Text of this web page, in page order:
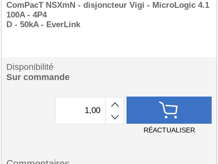
ComPacT NSXmN - disjoncteur Vigi - MicroLogic 4.1
100A - 4P4
D - 50kA - EverLink
Disponibilité
Sur commande
RÉACTUALISER